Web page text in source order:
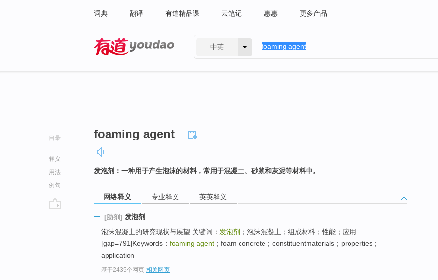
词典 翻译 有道精品课 云笔记 惠惠 更多产品
中英
目录
释义
用法
例句
foaming agent
发泡剂：一种用于产生泡沫的材料，常用于混凝土、砂浆和灰泥等材料中。
网络释义 专业释义 英英释义
[助剂] 发泡剂
泡沫混凝土的研究现状与展望 关键词： 发泡剂 ；泡沫混凝土；组成材料；性能；应用
[gap=791]Keywords： foaming agent ；foam concrete；constituentmaterials；properties；
application
基于2435个网页-相关网页